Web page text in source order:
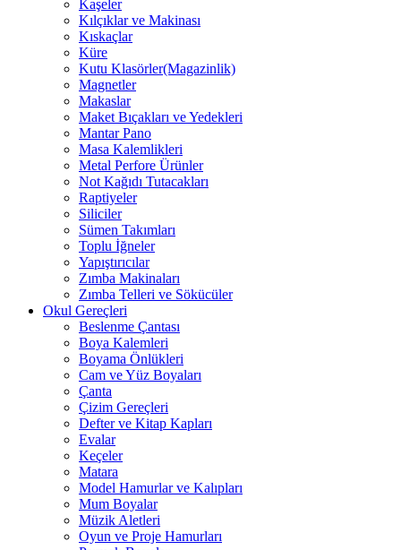
Kaşeler
Kılçıklar ve Makinası
Kıskaçlar
Küre
Kutu Klasörler(Magazinlik)
Magnetler
Makaslar
Maket Bıçakları ve Yedekleri
Mantar Pano
Masa Kalemlikleri
Metal Perfore Ürünler
Not Kağıdı Tutacakları
Raptiyeler
Siliciler
Sümen Takımları
Toplu İğneler
Yapıştırıcılar
Zımba Makinaları
Zımba Telleri ve Sökücüler
Okul Gereçleri
Beslenme Çantası
Boya Kalemleri
Boyama Önlükleri
Cam ve Yüz Boyaları
Çanta
Çizim Gereçleri
Defter ve Kitap Kapları
Evalar
Keçeler
Matara
Model Hamurlar ve Kalıpları
Mum Boyalar
Müzik Aletleri
Oyun ve Proje Hamurları